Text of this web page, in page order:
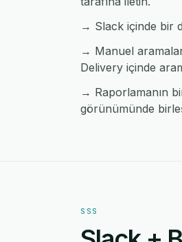
→ Slack içinde bir
→ Manuel
Delivery içinde
→ Raporlamanın
görünümünde
SSS